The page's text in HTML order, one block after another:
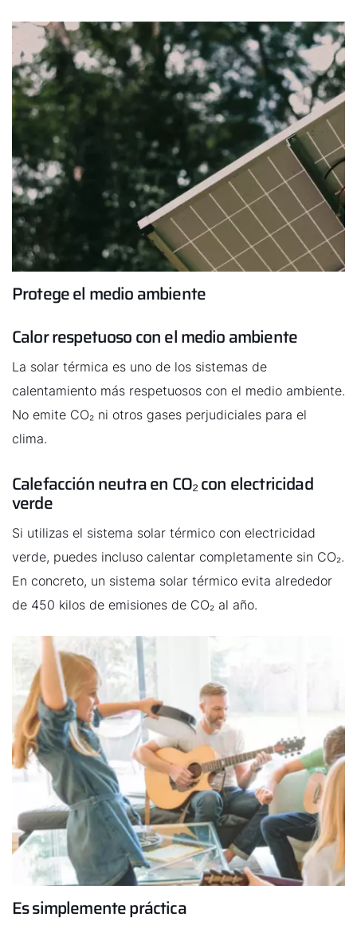
calefacción, si se usa calefacción solar.
Protege el medio ambiente
Calor respetuoso con el medio ambiente
La solar térmica es uno de los sistemas de
calentamiento más respetuosos con el medio ambiente.
No emite CO₂ ni otros gases perjudiciales para el
clima.
Calefacción neutra en CO₂ con electricidad
verde
Si utilizas el sistema solar térmico con electricidad
verde, puedes incluso calentar completamente sin CO₂.
En concreto, un sistema solar térmico evita alrededor
de 450 kilos de emisiones de CO₂ al año.
Es simplemente práctica
¡Hola!
¿Cómo podemos ayudarte?